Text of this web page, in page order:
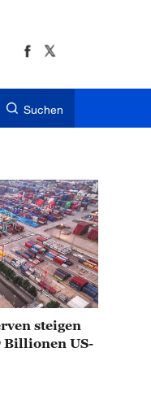
Suchen
steigen
Billionen US-